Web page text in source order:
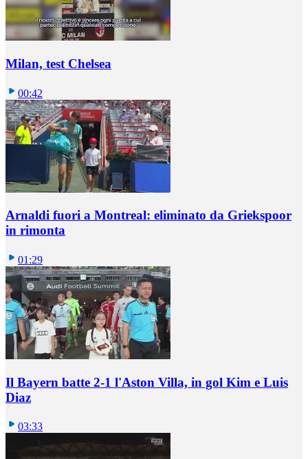
Milan, test Chelsea
00:42
Arnaldi fuori a Montreal: eliminato da Griekspoor
in rimonta
01:29
Il Bayern batte 2-1 l'Aston Villa, in gol Kim e Luis
Diaz
03:33